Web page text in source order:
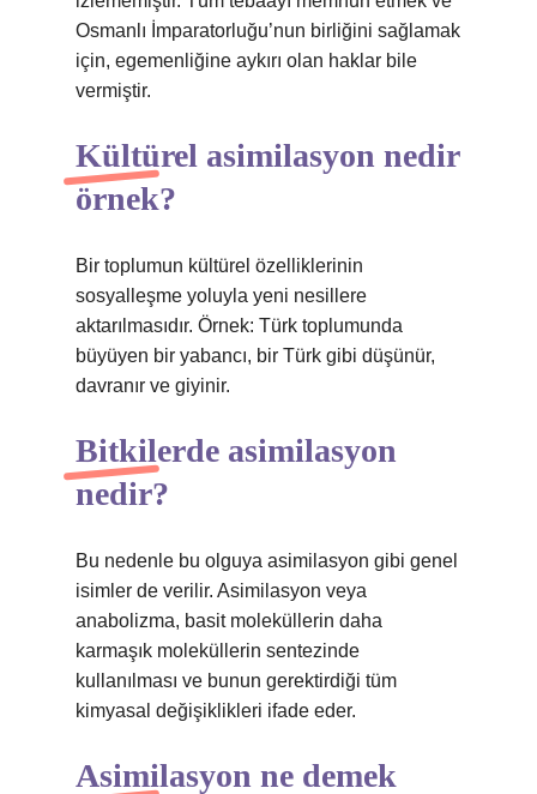
Osmanlı İmparatorluğu’nun birliğini sağlamak
için, egemenliğine aykırı olan haklar bile
vermiştir.
Kültürel asimilasyon nedir
örnek?
Bir toplumun kültürel özelliklerinin
sosyalleşme yoluyla yeni nesillere
aktarılmasıdır. Örnek: Türk toplumunda
büyüyen bir yabancı, bir Türk gibi düşünür,
davranır ve giyinir.
Bitkilerde asimilasyon
nedir?
Bu nedenle bu olguya asimilasyon gibi genel
isimler de verilir. Asimilasyon veya
anabolizma, basit moleküllerin daha
karmaşık moleküllerin sentezinde
kullanılması ve bunun gerektirdiği tüm
kimyasal değişiklikleri ifade eder.
Asimilasyon ne demek